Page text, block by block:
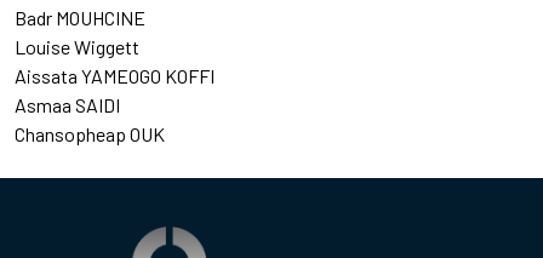
Badr MOUHCINE
Louise Wiggett
Aissata YAMEOGO KOFFI
Asmaa SAIDI
Chansopheap OUK